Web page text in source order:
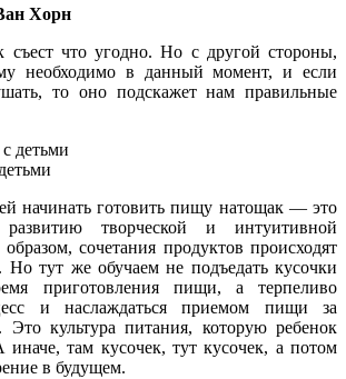
Хорн
съест что угодно. Но с другой стороны,
необходимо в данный момент, и если
то оно подскажет нам правильные
начинать готовить пищу натощак — это
творческой и интуитивной
сочетания продуктов происходят
Но тут же обучаем не подъедать кусочки
приготовления пищи, а терпеливо
и наслаждаться приемом пищи за
культура питания, которую ребенок
там кусочек, тут кусочек, а потом
в будущем.